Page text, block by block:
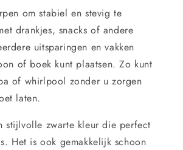
om stabiel en stevig te
drankjes, snacks of andere
uitsparingen en vakken
of boek kunt plaatsen. Zo kunt
of whirlpool zonder u zorgen
laten.
stijlvolle zwarte kleur die perfect
Het is ook gemakkelijk schoon